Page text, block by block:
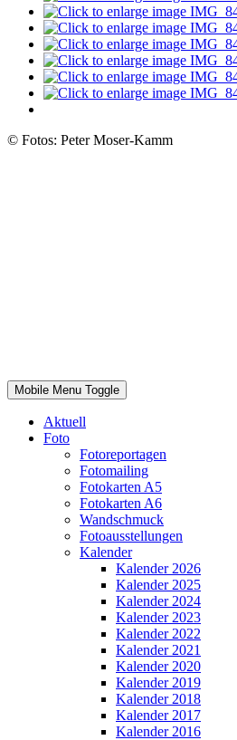
© Fotos: Peter Moser-Kamm
Mobile Menu Toggle
Aktuell
Foto
Fotoreportagen
Fotomailing
Fotokarten A5
Fotokarten A6
Wandschmuck
Fotoausstellungen
Kalender
Kalender 2026
Kalender 2025
Kalender 2024
Kalender 2023
Kalender 2022
Kalender 2021
Kalender 2020
Kalender 2019
Kalender 2018
Kalender 2017
Kalender 2016